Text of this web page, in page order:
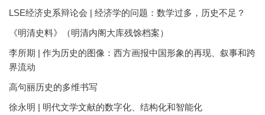
LSE经济史系辩论会 | 经济学的问题：数学过多，历史不足？
《明清史料》（明清内阁大库残馀档案）
李所期 | 作为历史的图像：西方画报中国形象的再现、叙事和跨
界流动
高句丽历史的多维书写
徐永明 | 明代文学文献的数字化、结构化和智能化